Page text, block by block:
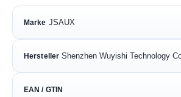
Marke JSAUX
Hersteller Shenzhen Wuyishi Technology
EAN / GTIN